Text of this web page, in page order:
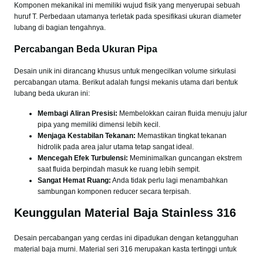
Komponen mekanikal ini memiliki wujud fisik yang menyerupai sebuah
huruf T. Perbedaan utamanya terletak pada spesifikasi ukuran diameter
lubang di bagian tengahnya.
Percabangan Beda Ukuran Pipa
Desain unik ini dirancang khusus untuk mengecilkan volume sirkulasi
percabangan utama. Berikut adalah fungsi mekanis utama dari bentuk
lubang beda ukuran ini:
Membagi Aliran Presisi: Membelokkan cairan fluida menuju jalur
pipa yang memiliki dimensi lebih kecil.
Menjaga Kestabilan Tekanan: Memastikan tingkat tekanan
hidrolik pada area jalur utama tetap sangat ideal.
Mencegah Efek Turbulensi: Meminimalkan guncangan ekstrem
saat fluida berpindah masuk ke ruang lebih sempit.
Sangat Hemat Ruang: Anda tidak perlu lagi menambahkan
sambungan komponen reducer secara terpisah.
Keunggulan Material Baja Stainless 316
Desain percabangan yang cerdas ini dipadukan dengan ketangguhan
material baja murni. Material seri 316 merupakan kasta tertinggi untuk